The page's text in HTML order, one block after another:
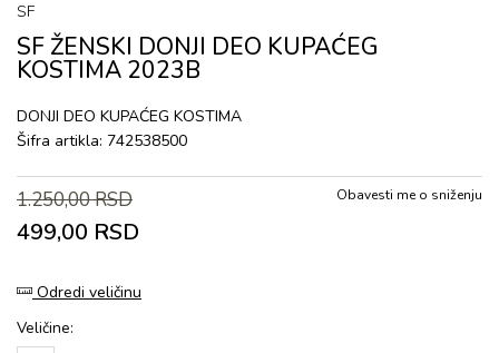
SF
SF ŽENSKI DONJI DEO KUPAĆEG
KOSTIMA 2023B
DONJI DEO KUPAĆEG KOSTIMA
Šifra artikla: 742538500
1.250,00RSD
499,00 RSD
Obavesti me o sniženju
Odredi veličinu
Veličine: